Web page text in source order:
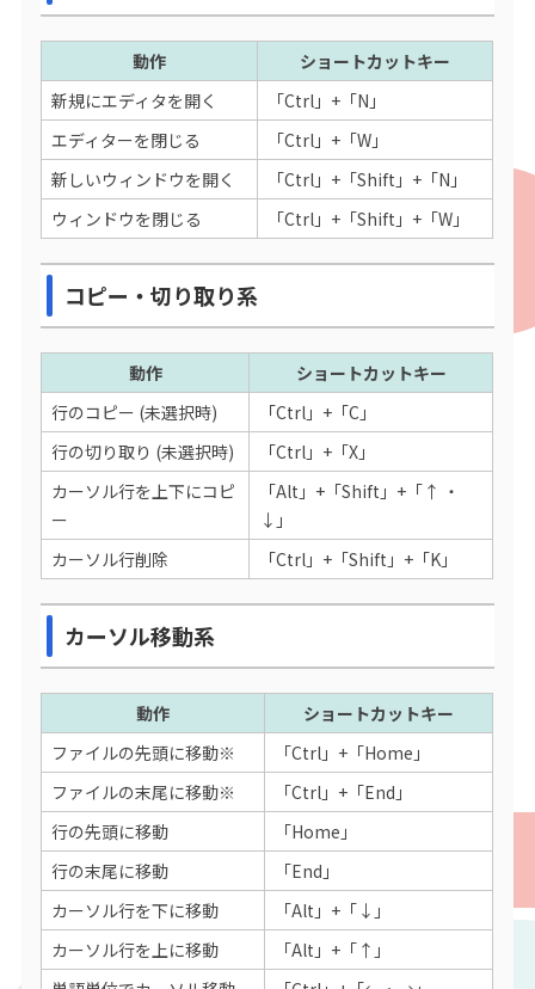
動作
ショートカットキー
新規にエディタを開く
「Ctrl」+「N」
エディターを閉じる
「Ctrl」+「W」
新しいウィンドウを開く
「Ctrl」+「Shift」+「N」
ウィンドウを閉じる
「Ctrl」+「Shift」+「W」
コピー・切り取り系
動作
ショートカットキー
行のコピー (未選択時)
「Ctrl」+「C」
行の切り取り (未選択時)
「Ctrl」+「X」
カーソル行を上下にコピ
ー
「Alt」+「Shift」+「↑ ・
↓」
カーソル行削除
「Ctrl」+「Shift」+「K」
カーソル移動系
動作
ショートカットキー
ファイルの先頭に移動※
「Ctrl」+「Home」
ファイルの末尾に移動※
「Ctrl」+「End」
行の先頭に移動
「Home」
行の末尾に移動
「End」
カーソル行を下に移動
「Alt」+「↓」
カーソル行を上に移動
「Alt」+「↑」